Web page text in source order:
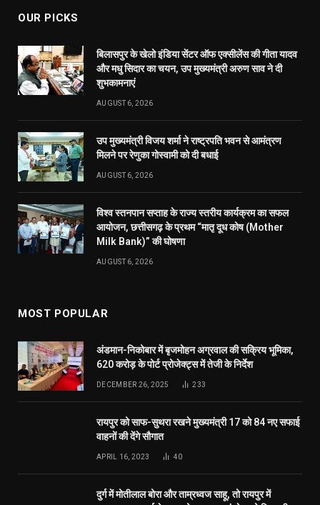
OUR PICKS
बिलासपुर के खेलो इंडिया सेंटर ऑफ एक्सीलेंस की गीता यादव
और मधु सिदार का चयन, उप मुख्यमंत्री अरुण साव ने दी
शुभकामनाएं
AUGUST 6, 2026
उप मुख्यमंत्री विजय शर्मा ने राष्ट्रपति भवन से आमंत्रण
मिलने पर रेणुका गोस्वामी को दी बधाई
AUGUST 6, 2026
विश्व स्तनपान सप्ताह के राज्य स्तरीय कार्यक्रम का सफल
आयोजन, छत्तीसगढ़ के प्रथम “मातृ दूध कोष (Mother
Milk Bank)” की घोषणा
AUGUST 6, 2026
MOST POPULAR
अंडमान-निकोबार में बृजमोहन अग्रवाल की सक्रिय भूमिका,
620 करोड़ के पोर्ट प्रोजेक्ट्स में तेजी के निर्देश
DECEMBER 26, 2025 233
रायपुर को साफ-सुथरा रखने मुख्यमंत्री 17 को 84 नए सफाई
वाहनों की देंगे सौगात
APRIL 16, 2023 40
दुर्ग में मोतीलाल बोरा और ताम्रध्वज साहू, तो रायपुर में